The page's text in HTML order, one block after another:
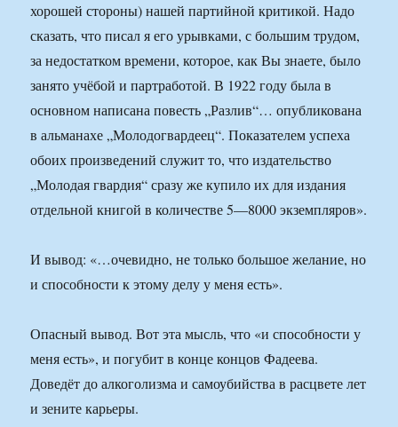
хорошей стороны) нашей партийной критикой. Надо
сказать, что писал я его урывками, с большим трудом,
за недостатком времени, которое, как Вы знаете, было
занято учёбой и партработой. В 1922 году была в
основном написана повесть „Разлив“… опубликована
в альманахе „Молодогвардеец“. Показателем успеха
обоих произведений служит то, что издательство
„Молодая гвардия“ сразу же купило их для издания
отдельной книгой в количестве 5—8000 экземпляров».
И вывод: «…очевидно, не только большое желание, но
и способности к этому делу у меня есть».
Опасный вывод. Вот эта мысль, что «и способности у
меня есть», и погубит в конце концов Фадеева.
Доведёт до алкоголизма и самоубийства в расцвете лет
и зените карьеры.